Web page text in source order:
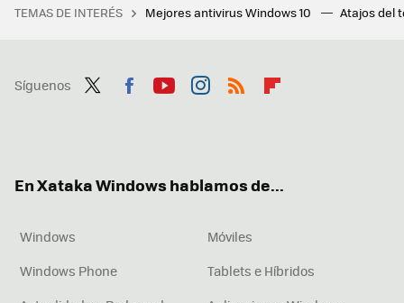
TEMAS DE INTERÉS Mejores antivirus Windows 10 Atajos del
Síguenos
En Xataka Windows hablamos de...
Windows
Móviles
Windows Phone
Tablets e Híbridos